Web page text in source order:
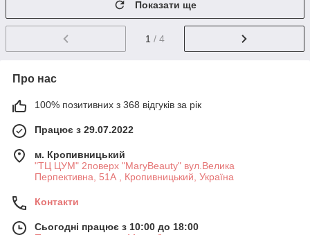
Показати ще
1 / 4
Про нас
100% позитивних з 368 відгуків за рік
Працює з 29.07.2022
м. Кропивницький
"ТЦ ЦУМ" 2поверх "MaryBeauty" вул.Велика
Перпективна, 51А , Кропивницький, Україна
Контакти
Сьогодні працює з 10:00 до 18:00